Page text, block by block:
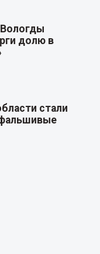
долю в
стали